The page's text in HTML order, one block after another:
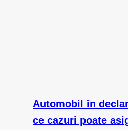
Automobil în
ce cazuri poate